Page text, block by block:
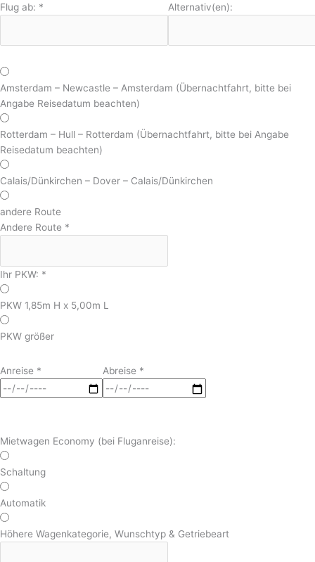
Flug ab: * Alternativ(en):
Amsterdam – Newcastle – Amsterdam (Übernachtfahrt, bitte bei
Angabe Reisedatum beachten)
Rotterdam – Hull – Rotterdam (Übernachtfahrt, bitte bei Angabe
Reisedatum beachten)
Calais/Dünkirchen – Dover – Calais/Dünkirchen
andere Route
Andere Route *
Ihr PKW: *
PKW 1,85m H x 5,00m L
PKW größer
Anreise * Abreise *
Mietwagen Economy (bei Fluganreise):
Schaltung
Automatik
Höhere Wagenkategorie, Wunschtyp & Getriebeart